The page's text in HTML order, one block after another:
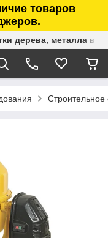
товаров
дерева, металла в
Строительное